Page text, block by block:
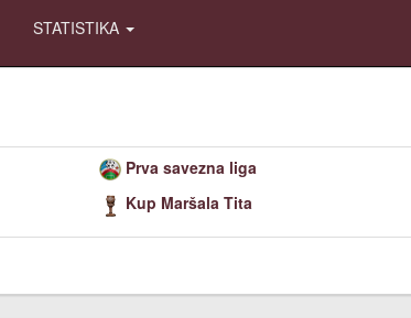
STATISTIKA
Prva savezna liga
Kup Maršala Tita